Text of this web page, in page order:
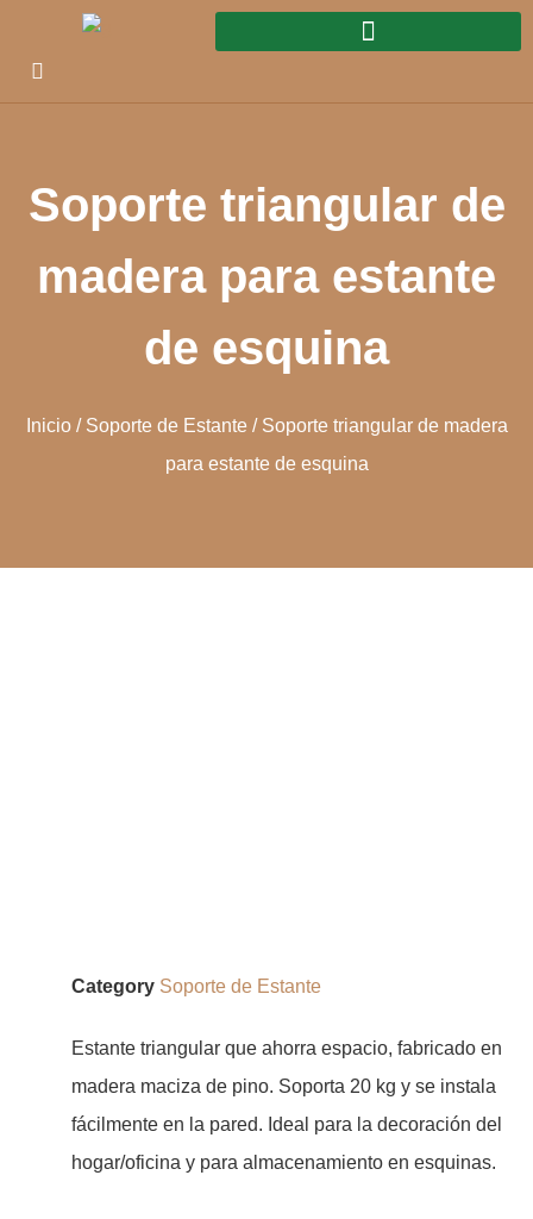
Soporte triangular de
madera para estante
de esquina
Inicio/ Soporte de Estante/ Soporte triangular de madera
para estante de esquina
Category Soporte de Estante
Estante triangular que ahorra espacio, fabricado en
madera maciza de pino. Soporta 20 kg y se instala
fácilmente en la pared. Ideal para la decoración del
hogar/oficina y para almacenamiento en esquinas.